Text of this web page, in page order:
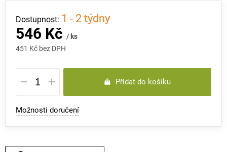
546 Kč / ks
451 Kč bez DPH
Měrná
cena:
1 - 2 týdny
Přidat do košíku
Možnosti doručení